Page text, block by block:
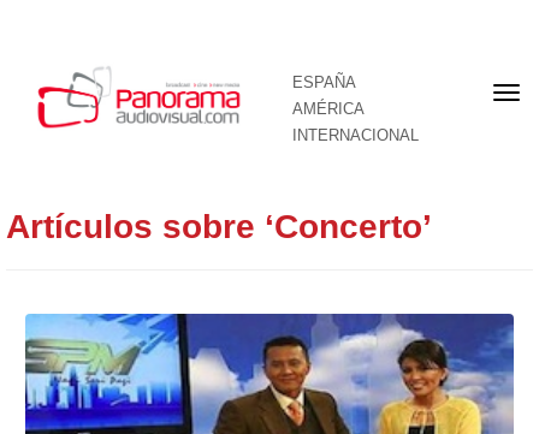
ESPAÑA
AMÉRICA
INTERNACIONAL
Artículos sobre ‘Concerto’